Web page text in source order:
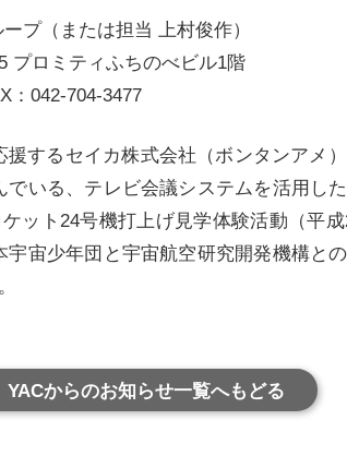
（または担当 上村俊作）
プロミティふちのべビル1階
：042-704-3477
するセイカ株式会社（ボンタンアメ
いる、テレビ会議システムを活用し
ット24号機打上げ見学体験活動（平
宙少年団と宇宙航空研究開発機構と
YACからのお知らせ一覧へもどる